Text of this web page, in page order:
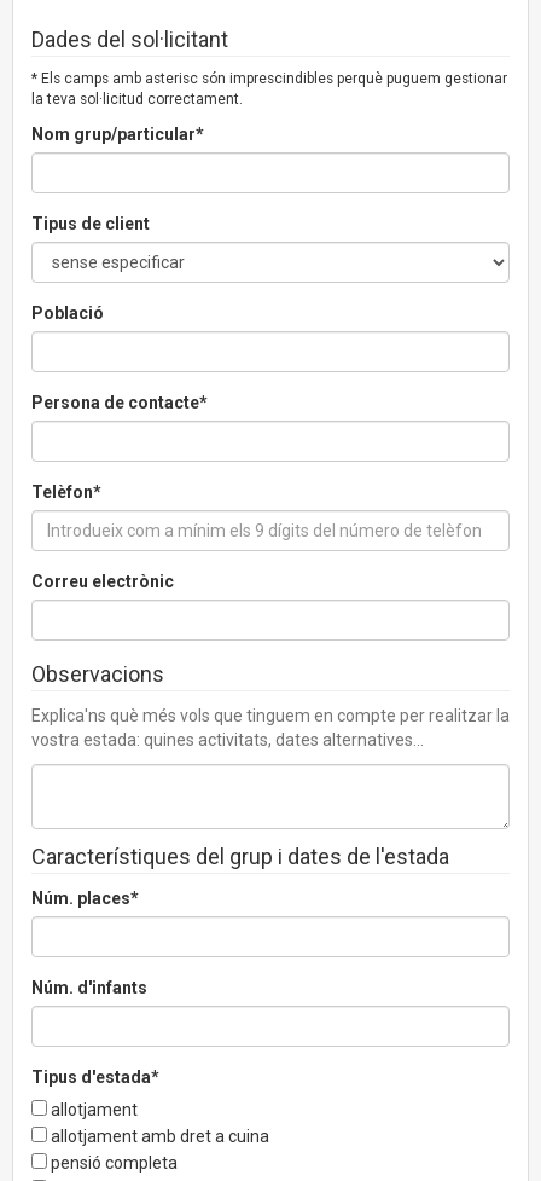
Dades del sol·licitant
* Els camps amb asterisc són imprescindibles perquè puguem gestionar
la teva sol·licitud correctament.
Nom grup/particular*
Tipus de client
Població
Persona de contacte*
Telèfon*
Correu electrònic
Observacions
Explica'ns què més vols que tinguem en compte per realitzar la
vostra estada: quines activitats, dates alternatives...
Característiques del grup i dates de l'estada
Núm. places*
Núm. d'infants
Tipus d'estada*
allotjament
allotjament amb dret a cuina
pensió completa